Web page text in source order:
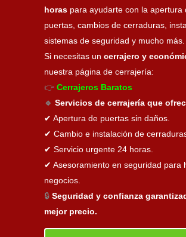
horas para ayudarte con la apertura
puertas, cambios de cerraduras,
sistemas de seguridad y mucho más.
Si necesitas un cerrajero y
nuestra página de cerrajería:
👉 Cerrajeros Baratos
🔹 Servicios de cerrajería que
✔ Apertura de puertas sin daños.
✔ Cambio e instalación de
✔ Servicio urgente 24 horas.
✔ Asesoramiento en seguridad para
negocios.
🔒 Seguridad y confianza
mejor precio.